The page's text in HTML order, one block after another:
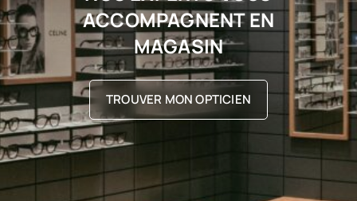
ACCOMPAGNENT EN
MAGASIN
TROUVER MON OPTICIEN